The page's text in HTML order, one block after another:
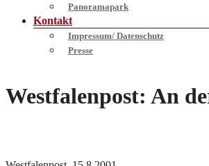
Panoramapark
Kontakt
Impressum/ Datenschutz
Presse
Westfalenpost: An